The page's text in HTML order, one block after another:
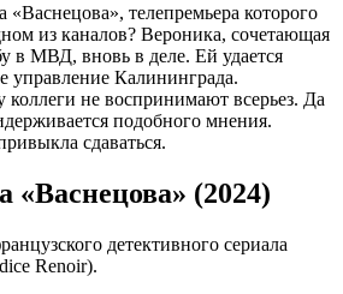
«Васнецова», телепремьера которого
из каналов? Вероника, сочетающая
в МВД, вновь в деле. Ей удается
управление Калининграда.
не воспринимают всерьез. Да
подобного мнения.
сдаваться.
«Васнецова» (2024)
детективного сериала
Renoir).